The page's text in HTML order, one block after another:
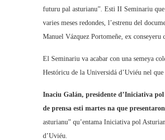
futuru pal asturianu”. Esti II Seminariu
varies meses redondes, l’estrenu del
Manuel Vázquez Portomeñe, ex conseyeru
El Seminariu va acabar con una semeya
Hestóricu de la Universidá d’Uviéu nel
Inaciu Galán, presidente d’Iniciativa
de prensa esti martes na que
asturianu” qu’entama Iniciativa pol
d’Uviéu.